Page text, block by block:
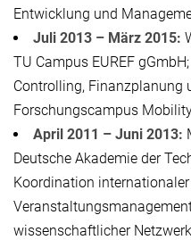
Entwicklung und
Juli 2013 – März 2015:
TU Campus EUREF
Controlling, Finanzplanung
Forschungscampus
April 2011 – Juni 2013:
Deutsche Akademie der
Koordination
wissenschaftlicher